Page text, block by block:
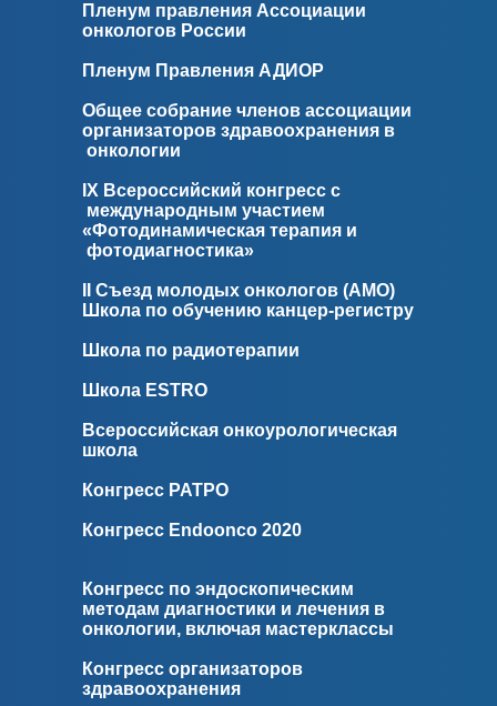
Пленум правления Ассоциации
онкологов России
Пленум Правления АДИОР
Общее собрание членов ассоциации
организаторов здравоохранения в
онкологии
IX Всероссийский конгресс с
международным участием
«Фотодинамическая терапия и
фотодиагностика»
II Съезд молодых онкологов (АМО)
Школа по обучению канцер-регистру
Школа по радиотерапии
Школа ESTRO
Всероссийская онкоурологическая
школа
Конгресс РАТРО
Конгресс Endoonco 2020
Конгресс по эндоскопическим
методам диагностики и лечения в
онкологии, включая мастерклассы
Конгресс организаторов
здравоохранения